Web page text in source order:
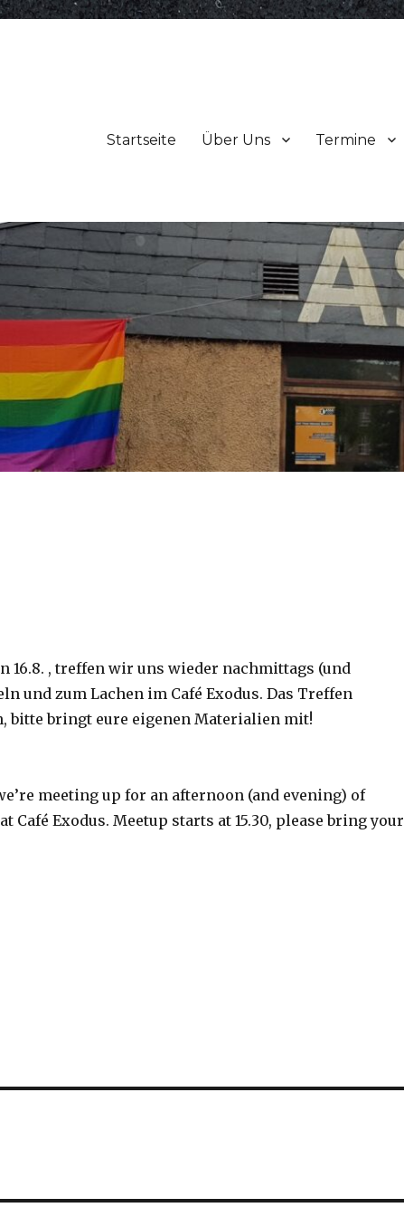
Startseite Über Uns Termine
16.8. , treffen wir uns wieder nachmittags (und
und zum Lachen im Café Exodus. Das Treffen
bitte bringt eure eigenen Materialien mit!
meeting up for an afternoon (and evening) of
Café Exodus. Meetup starts at 15.30, please bring your